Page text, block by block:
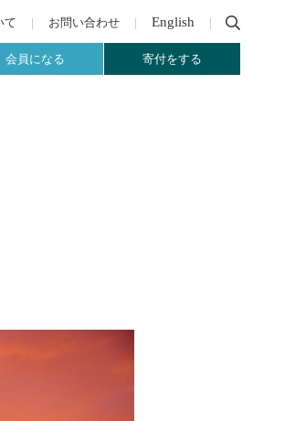
て お問い合わせ English
会員になる 寄付をする